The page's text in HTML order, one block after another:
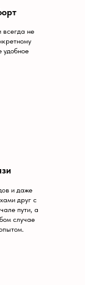
не
удобное
и даже
друг с
пути, а
случае